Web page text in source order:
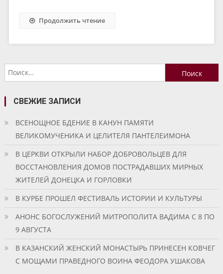
Продолжить чтение
Найти:
СВЕЖИЕ ЗАПИСИ
ВСЕНОЩНОЕ БДЕНИЕ В КАНУН ПАМЯТИ
ВЕЛИКОМУЧЕНИКА И ЦЕЛИТЕЛЯ ПАНТЕЛЕИМОНА
В ЦЕРКВИ ОТКРЫЛИ НАБОР ДОБРОВОЛЬЦЕВ ДЛЯ
ВОССТАНОВЛЕНИЯ ДОМОВ ПОСТРАДАВШИХ МИРНЫХ
ЖИТЕЛЕЙ ДОНЕЦКА И ГОРЛОВКИ
В КУРБЕ ПРОШЕЛ ФЕСТИВАЛЬ ИСТОРИИ И КУЛЬТУРЫ
АНОНС БОГОСЛУЖЕНИЙ МИТРОПОЛИТА ВАДИМА С 8 ПО
9 АВГУСТА
В КАЗАНСКИЙ ЖЕНСКИЙ МОНАСТЫРЬ ПРИНЕСЕН КОВЧЕГ
С МОЩАМИ ПРАВЕДНОГО ВОИНА ФЕОДОРА УШАКОВА